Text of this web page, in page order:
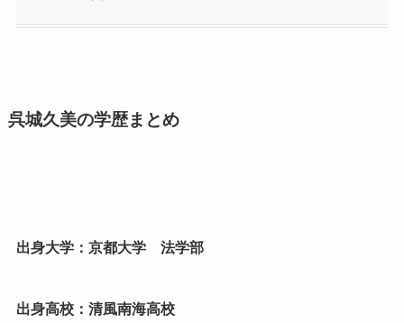
呉城久美の学歴まとめ
出身大学：京都大学 法学部
出身高校：清風南海高校